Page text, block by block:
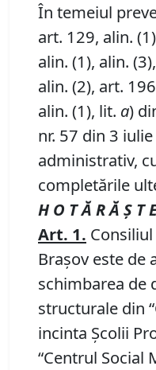
În temeiul
art. 129, alin.
alin. (1), alin.
alin. (2), art.
alin. (1), lit. a)
nr. 57 din 3
administrativ,
completările
H O T Ă R Ă Ş T
Art. 1.
Braşov este de
schimbarea de
structurale din
incinta Școlii
“Centrul Social